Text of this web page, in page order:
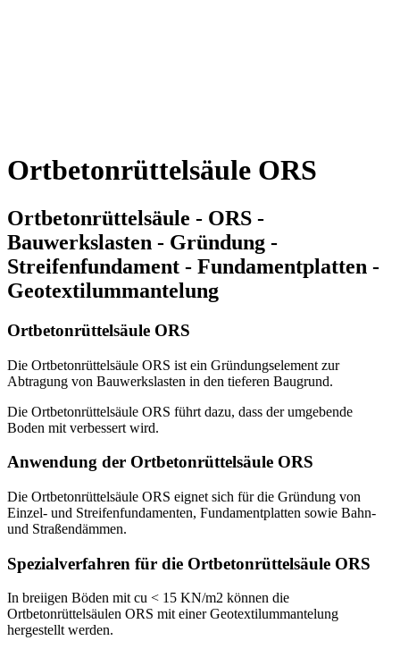
Ortbetonrüttelsäule ORS
Ortbetonrüttelsäule - ORS -
Bauwerkslasten - Gründung -
Streifenfundament - Fundamentplatten -
Geotextilummantelung
Ortbetonrüttelsäule ORS
Die Ortbetonrüttelsäule ORS ist ein Gründungselement zur
Abtragung von Bauwerkslasten in den tieferen Baugrund.
Die Ortbetonrüttelsäule ORS führt dazu, dass der umgebende
Boden mit verbessert wird.
Anwendung der Ortbetonrüttelsäule ORS
Die Ortbetonrüttelsäule ORS eignet sich für die Gründung von
Einzel- und Streifenfundamenten, Fundamentplatten sowie Bahn-
und Straßendämmen.
Spezialverfahren für die Ortbetonrüttelsäule ORS
In breiigen Böden mit cu < 15 KN/m2 können die
Ortbetonrüttelsäulen ORS mit einer Geotextilummantelung
hergestellt werden.